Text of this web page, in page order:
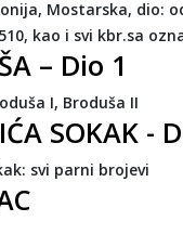
Mostarska, dio:
kao i svi kbr.sa
– Dio 1
I, Broduša II
SOKAK -
svi parni brojevi